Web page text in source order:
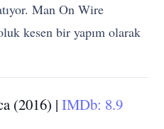
Man On Wire
kesen bir yapım olarak
(2016) |IMDb: 8.9